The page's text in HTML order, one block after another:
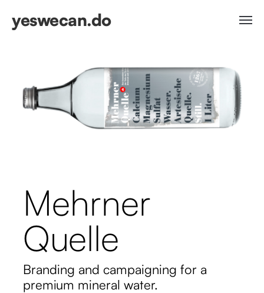
yeswecan.do
Mehrner
Quelle
Branding and campaigning for a
premium mineral water.